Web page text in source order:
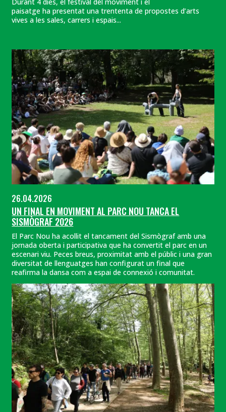
paisatge ha presentat una trententa de propostes d’arts
vives a les sales, carrers i espais...
26.04.2026
UN FINAL EN MOVIMENT AL PARC NOU TANCA EL
SISMÒGRAF 2026
El Parc Nou ha acollit el tancament del Sismògraf amb una
jornada oberta i participativa que ha convertit el parc en un
escenari viu. Peces breus, proximitat amb el públic i una gran
diversitat de llenguatges han configurat un final que
reafirma la dansa com a espai de connexió i comunitat.